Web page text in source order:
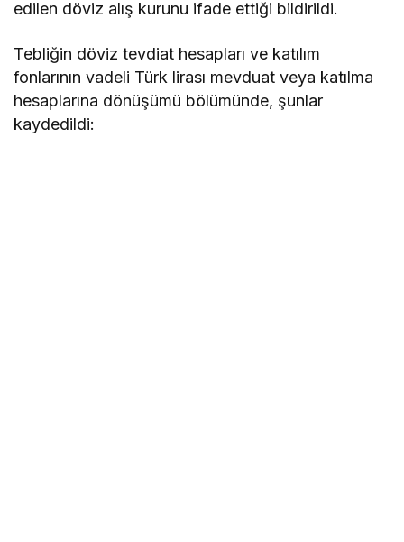
edilen döviz alış kurunu ifade ettiği bildirildi.
Tebliğin döviz tevdiat hesapları ve katılım
fonlarının vadeli Türk lirası mevduat veya katılma
hesaplarına dönüşümü bölümünde, şunlar
kaydedildi: